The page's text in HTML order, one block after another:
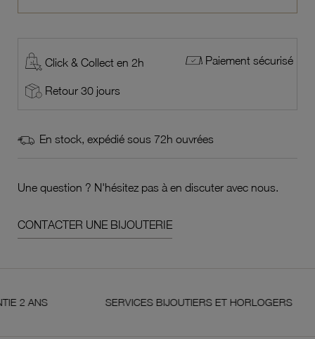
Click & Collect en 2h Paiement sécurisé
Retour 30 jours
En stock, expédié sous 72h ouvrées
Une question ? N'hésitez pas à en discuter avec nous.
CONTACTER UNE BIJOUTERIE
SERVICES BIJOUTIERS ET HORLOGERS